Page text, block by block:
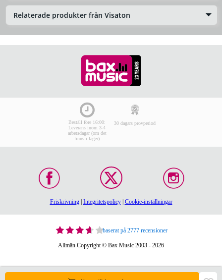
Relaterade produkter från Visaton
Beställ före 16:00:
Leverans inom 3-4
arbetsdagar (om det
finns i lager)
30 dagars provperiod
Friskrivning| Integritetspolicy| Cookie-inställningar
baserat på 2777 recensioner
Allmän Copyright © Bax Music 2003 - 2026